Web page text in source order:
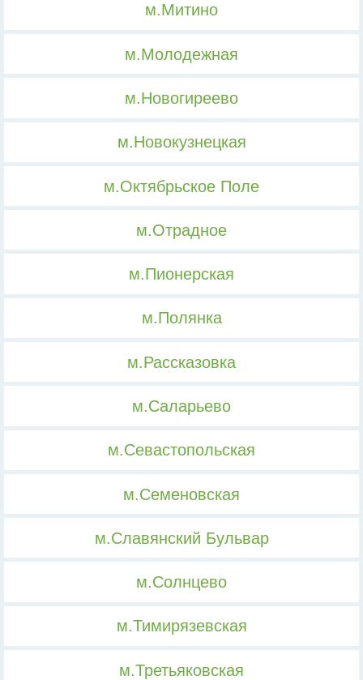
м.Митино
м.Молодежная
м.Новогиреево
м.Новокузнецкая
м.Октябрьское Поле
м.Отрадное
м.Пионерская
м.Полянка
м.Рассказовка
м.Саларьево
м.Севастопольская
м.Семеновская
м.Славянский Бульвар
м.Солнцево
м.Тимирязевская
м.Третьяковская